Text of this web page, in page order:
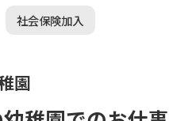
社会保険加入
園